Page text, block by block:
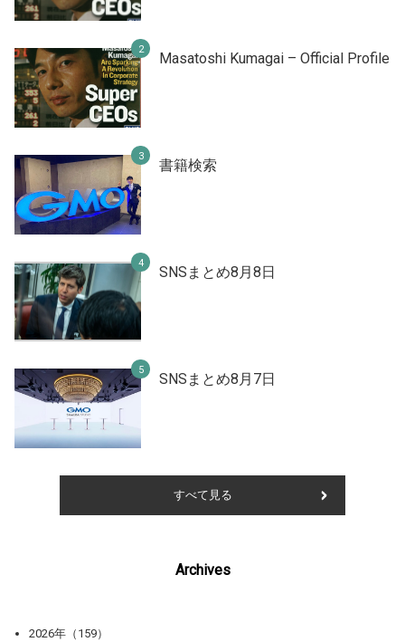
Masatoshi Kumagai – Official Profile
書籍検索
SNSまとめ8月8日
SNSまとめ8月7日
すべて見る
Archives
2026年（159）